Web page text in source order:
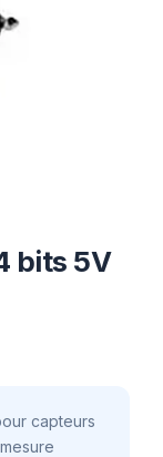
bits 5V
capteurs